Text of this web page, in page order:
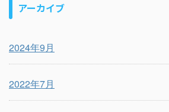
アーカイブ
2024年9月
2022年7月